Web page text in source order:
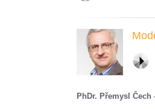
PhDr. Přemysl Čech